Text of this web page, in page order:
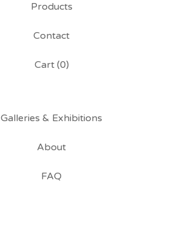
Products
Contact
Cart (0)
Galleries & Exhibitions
About
FAQ